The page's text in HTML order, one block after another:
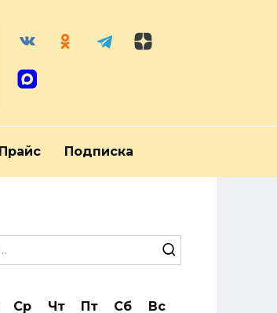
Прайс Подписка
Ср Чт Пт Сб
Вс